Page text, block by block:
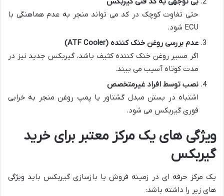
حتی تفاوت کوچک در کد می تواند منجر به عدم هماهنگی با
ECU شود.
عدم بررسی روغن خنک کننده (ATF Cooler)
اگر مسیر روغن خنک کننده کثیف باشد، گیربکس جدید نیز در
مدت کوتاه آسیب می بیند.
نصب توسط افراد غیرمتخصص
اشتباه در بستن مبدل گشتاور یا پمپ روغن منجر به خرابی
فوری گیربکس می شود.
ویژگی های یک مرکز معتبر برای خرید
گیربکس
یک مرکز حرفه ای در زمینه فروش یا بازسازی گیربکس باید ویژگی
های زیر را داشته باشد: